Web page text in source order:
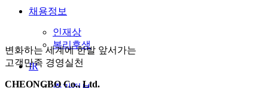
채용정보
인재상
복리후생
IR
변화하는 세계에 한발 앞서가는
고객만족 경영실천
CHEONGBO Co., Ltd.